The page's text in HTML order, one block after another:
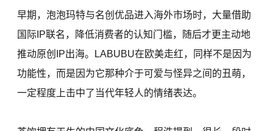
早期，泡泡玛特与名创优品进入海外市场时，大量借助
国际IP联名，降低消费者的认知门槛，随后才更主动地
推动原创IP出海。LABUBU在欧美走红，同样不是因为
功能性，而是因为它那种介于可爱与怪异之间的丑萌，
一定程度上击中了当代年轻人的情绪表达。